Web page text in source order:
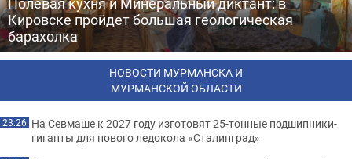
Кировске пройдет большая геологическая
барахолка
НОВОСТИ МУРМАНСКА И
МУРМАНСКОЙ ОБЛАСТИ
23:26 На Севмаше к 2027 году изготовят 25-тонные подшипники-
гиганты для нового ледокола «Сталинград»